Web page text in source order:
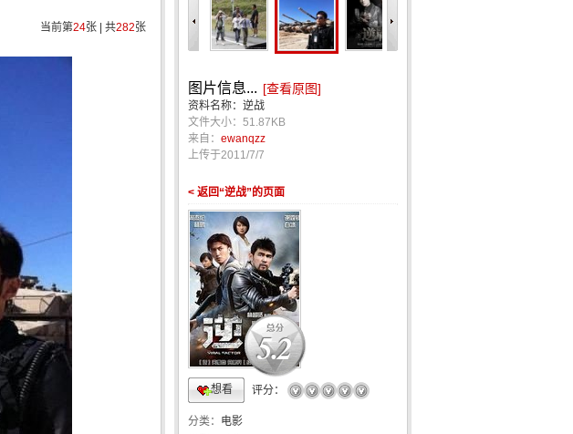
当前第24张 | 共282张
图片信息... [查看原图]
资料名称：逆战
文件大小：51.87KB
来自： ewanqzz
上传于2011/7/7
< 返回“逆战”的页面
5.2
想看 评分：
☆ ☆ ☆ ☆ ☆
分类： 电影